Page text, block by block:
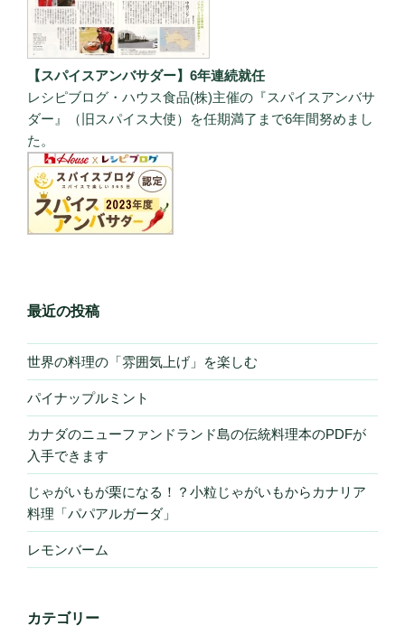
【スパイスアンバサダー】6年連続就任
レシピブログ・ハウス食品(株)主催の『スパイスアンバサ
ダー』（旧スパイス大使）を任期満了まで6年間努めまし
た。
最近の投稿
世界の料理の「雰囲気上げ」を楽しむ
パイナップルミント
カナダのニューファンドランド島の伝統料理本のPDFが
入手できます
じゃがいもが栗になる！？小粒じゃがいもからカナリア
料理「パパアルガーダ」
レモンバーム
カテゴリー